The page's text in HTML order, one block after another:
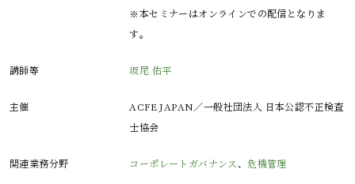
※本セミナーはオンラインでの配信となりま
す。
講師等 坂尾 佑平
主催
ACFE JAPAN／一般社団法人 日本公認不正検査
士協会
関連業務分野 コーポレートガバナンス、危機管理